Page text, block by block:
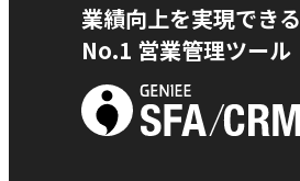
業績向上を実現できる
No.1 営業管理ツール